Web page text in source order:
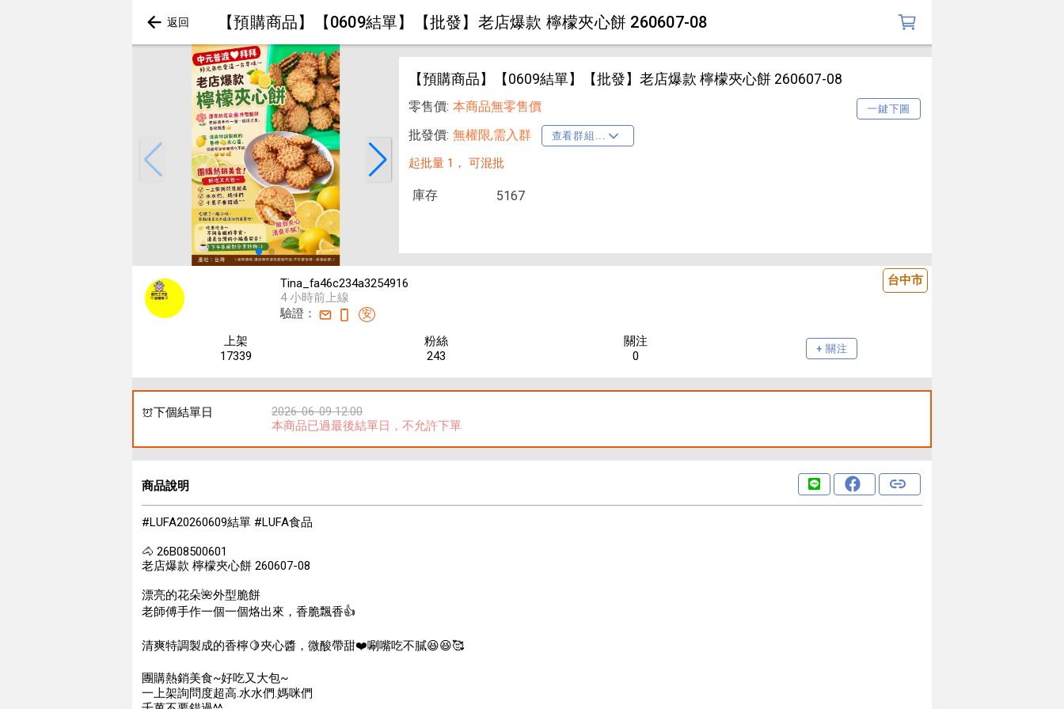
【預購商品】【0609結單】【批發】老店爆款 檸檬夾心餅 260607-08
【預購商品】【0609結單】【批發】老店爆款 檸檬夾心餅 260607-08
零售價: 一鍵下圖
本商品無零售價
批發價: 無權限,需入群 查看群組...
起批量 1， 可混批
庫存 5167
台中市
Tina_fa46c234a3254916
4 小時前上線
驗證：
安
上架
17339
粉絲
243
關注
0
+ 關注
下個結單日
2026-06-09 12:00
本商品已過最後結單日，不允許下單
商品說明
#LUFA20260609結單 #LUFA食品
🐴 26B08500601
老店爆款 檸檬夾心餅 260607-08
漂亮的花朵🌺外型脆餅
老師傅手作一個一個烙出來，香脆飄香👍
清爽特調製成的香檸🍋夾心醬，微酸帶甜❤️唰嘴吃不膩😆😆🥰
團購熱銷美食~好吃又大包~
一上架詢問度超高.水水們.媽咪們